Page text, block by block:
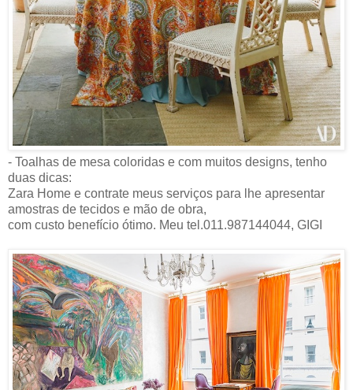
- Toalhas de mesa coloridas e com muitos designs, tenho
duas dicas:
Zara Home e contrate meus serviços para lhe apresentar
amostras de tecidos e mão de obra,
com custo benefício ótimo. Meu tel.011.987144044, GIGI